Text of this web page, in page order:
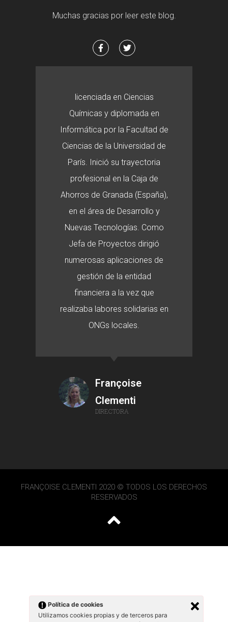
Política de cookies
Utilizamos cookies propias y de terceros para
Muchas gracias por leer este blog.
licenciada en Ciencias
Químicas y diplomada en
Informática por la Facultad de
Ciencias de la Universidad de
París. Inició su trayectoria
profesional en la Caja de
Ahorros de Granada (España),
en el área de Desarrollo y
Nuevas Tecnologías. Como
Jefa de Proyectos dirigió
numerosas aplicaciones de
gestión de la entidad
financiera a la vez que
realizaba labores solidarias en
ONGs locales.
Françoise
Clementi
DIRECTORA
FRANÇOISE CLEMENTI 2020 © TODOS LOS DERECHOS
RESERVADOS